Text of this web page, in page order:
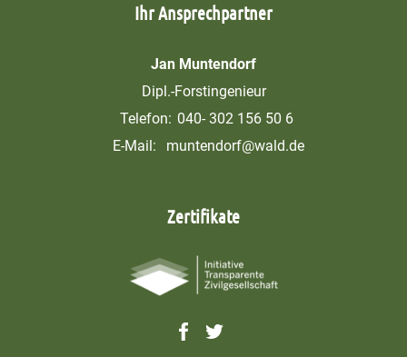
Ihr Ansprechpartner
Jan Muntendorf
Dipl.-Forstingenieur
Telefon: 040- 302 156 50 6
E-Mail:
muntendorf@wald.de
Zertifikate